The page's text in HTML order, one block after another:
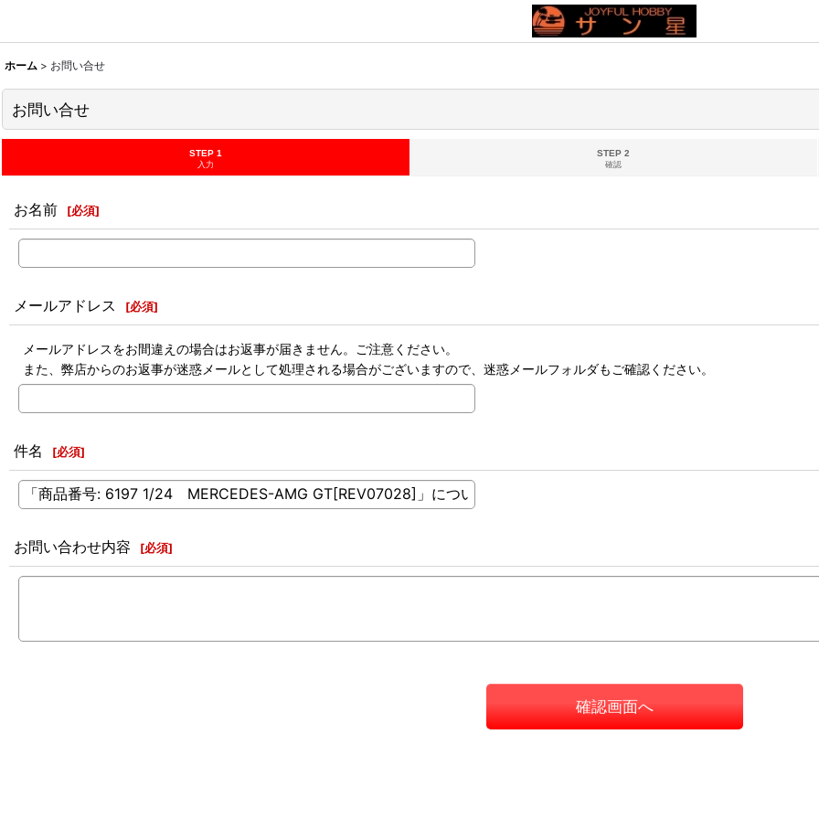
ホーム > お問い合せ
お問い合せ
STEP 1
入力
STEP 2
確認
お名前 [必須]
メールアドレス [必須]
メールアドレスをお間違えの場合はお返事が届きません。ご注意ください。
また、弊店からのお返事が迷惑メールとして処理される場合がございますので、迷惑メールフォルダもご確認ください。
件名 [必須]
お問い合わせ内容 [必須]
確認画面へ